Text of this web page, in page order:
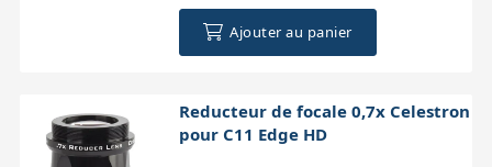
Ajouter au panier
Reducteur de focale 0,7x Celestron
pour C11 Edge HD